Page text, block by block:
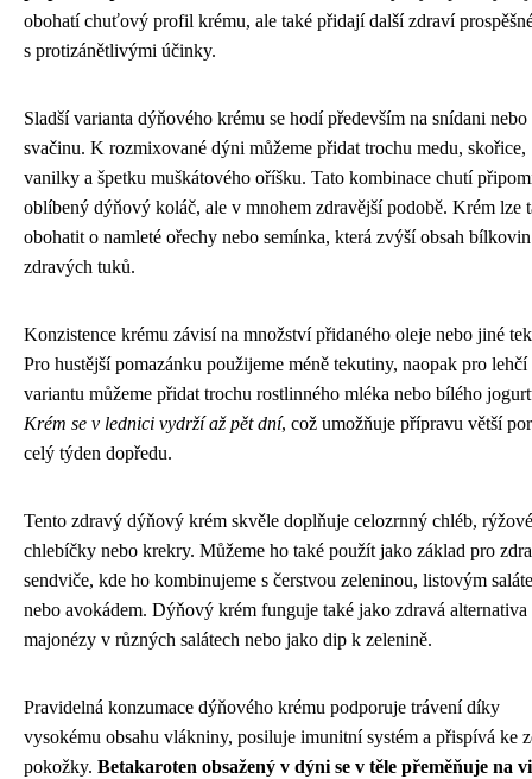
obohatí chuťový profil krému, ale také přidají další zdraví
s protizánětlivými účinky.
Sladší varianta dýňového krému se hodí především na snídani nebo
svačinu. K rozmixované dýni můžeme přidat trochu medu, skořice,
vanilky a špetku muškátového oříšku. Tato kombinace chutí
oblíbený dýňový koláč, ale v mnohem zdravější podobě. Krém lze
obohatit o namleté ořechy nebo semínka, která zvýší obsah
zdravých tuků.
Konzistence krému závisí na množství přidaného oleje nebo jiné
Pro hustější pomazánku použijeme méně tekutiny, naopak pro lehčí
variantu můžeme přidat trochu rostlinného mléka nebo bílého
Krém se v lednici vydrží až pět dní, což umožňuje přípravu větší
celý týden dopředu.
Tento zdravý dýňový krém skvěle doplňuje celozrnný chléb, rýžové
chlebíčky nebo krekry. Můžeme ho také použít jako základ pro
sendviče, kde ho kombinujeme s čerstvou zeleninou, listovým
nebo avokádem. Dýňový krém funguje také jako zdravá alternativa
majonézy v různých salátech nebo jako dip k zelenině.
Pravidelná konzumace dýňového krému podporuje trávení díky
vysokému obsahu vlákniny, posiluje imunitní systém a přispívá ke
pokožky. Betakaroten obsažený v dýni se v těle přeměňuje na